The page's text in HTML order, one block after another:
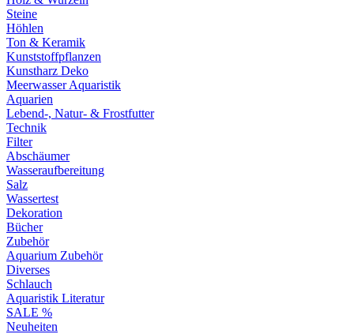
Steine
Höhlen
Ton & Keramik
Kunststoffpflanzen
Kunstharz Deko
Meerwasser Aquaristik
Aquarien
Lebend-, Natur- & Frostfutter
Technik
Filter
Abschäumer
Wasseraufbereitung
Salz
Wassertest
Dekoration
Bücher
Zubehör
Aquarium Zubehör
Diverses
Schlauch
Aquaristik Literatur
SALE %
Neuheiten